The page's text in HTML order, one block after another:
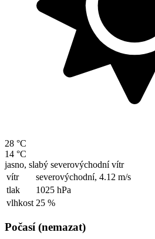
28 °C
14 °C
jasno, slabý severovýchodní vítr
vítr
severovýchodní, 4.12 m/s
tlak
1025 hPa
vlhkost 25 %
Počasí (nemazat)